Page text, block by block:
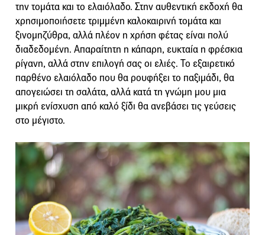
την τομάτα και το ελαιόλαδο. Στην αυθεντική εκδοχή θα
χρησιμοποιήσετε τριμμένη καλοκαιρινή τομάτα και
ξινομηζύθρα, αλλά πλέον η χρήση φέτας είναι πολύ
διαδεδομένη. Απαραίτητη η κάπαρη, ευκταία η φρέσκια
ρίγανη, αλλά στην επιλογή σας οι ελιές. Το εξαιρετικό
παρθένο ελαιόλαδο που θα ρουφήξει το παξιμάδι, θα
απογειώσει τη σαλάτα, αλλά κατά τη γνώμη μου μια
μικρή ενίσχυση από καλό ξίδι θα ανεβάσει τις γεύσεις
στο μέγιστο.